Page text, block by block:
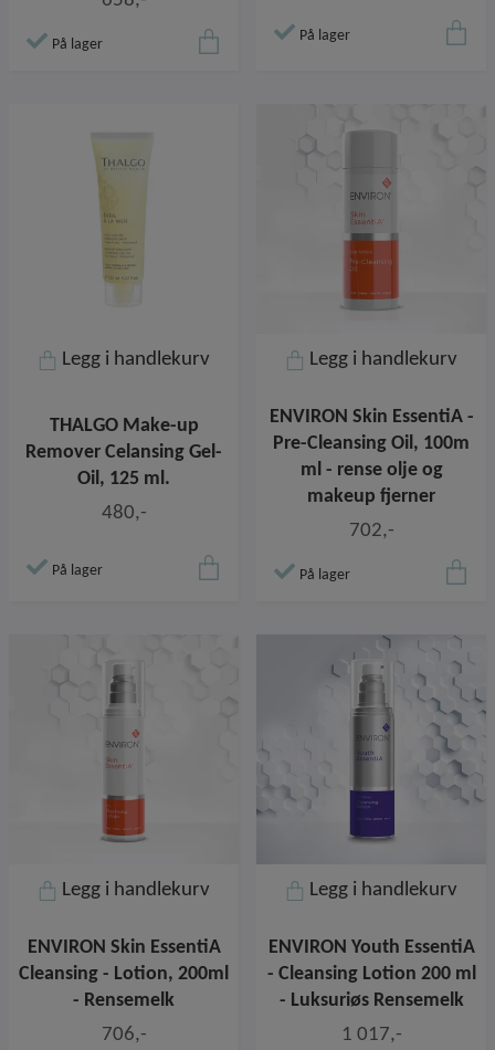
På lager
På lager
Legg i handlekurv
THALGO Make-up
Remover Celansing Gel-
Oil, 125 ml.
480,-
På lager
Legg i handlekurv
ENVIRON Skin EssentiA -
Pre-Cleansing Oil, 100m
ml - rense olje og
makeup fjerner
702,-
På lager
Legg i handlekurv
ENVIRON Skin EssentiA
Cleansing - Lotion, 200ml
- Rensemelk
706,-
Legg i handlekurv
ENVIRON Youth EssentiA
- Cleansing Lotion 200 ml
- Luksuriøs Rensemelk
1 017,-